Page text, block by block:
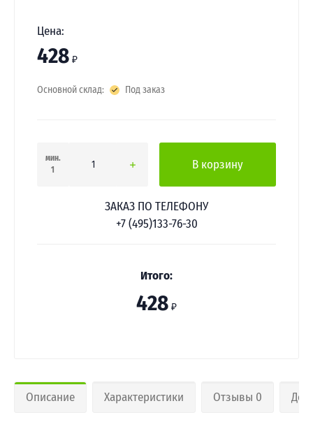
Цена:
428 ₽
Основной склад: Под заказ
мин.
1
В корзину
ЗАКАЗ ПО ТЕЛЕФОНУ
+7 (495)133-76-30
Итого:
428 ₽
Описание Характеристики Отзывы 0